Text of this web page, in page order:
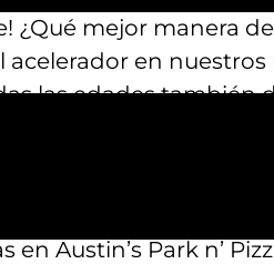
¿Qué mejor manera
en nuestros
las edades
geniales, empieza a
día fuera de la
numerosas que
en Austin’s Park n’